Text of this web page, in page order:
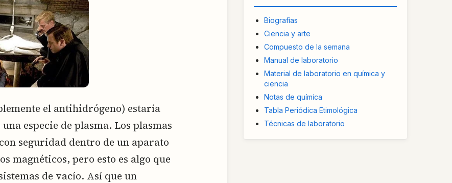
el antihidrógeno) estaría
especie de plasma. Los plasmas
seguridad dentro de un aparato
magnéticos, pero esto es algo que
de vacío. Así que un
Biografías
Ciencia y arte
Compuesto de la semana
Manual de laboratorio
Material de laboratorio en química y
ciencia
Notas de química
Tabla Periódica Etimológica
Técnicas de laboratorio